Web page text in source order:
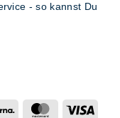
- so kannst Du
Klarna MasterCard